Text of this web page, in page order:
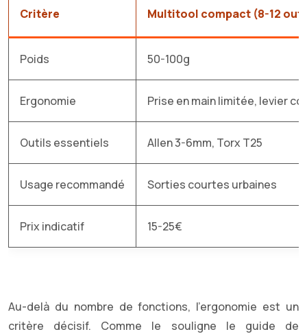
Critère Multitool compact (8-12
Poids 50-100g
Ergonomie Prise en main limitée, levier
Outils essentiels Allen 3-6mm, Torx T25
Usage recommandé Sorties courtes urbaines
Prix indicatif 15-25€
Au-delà du nombre de fonctions, l’ergonomie est un
critère décisif. Comme le souligne le guide de